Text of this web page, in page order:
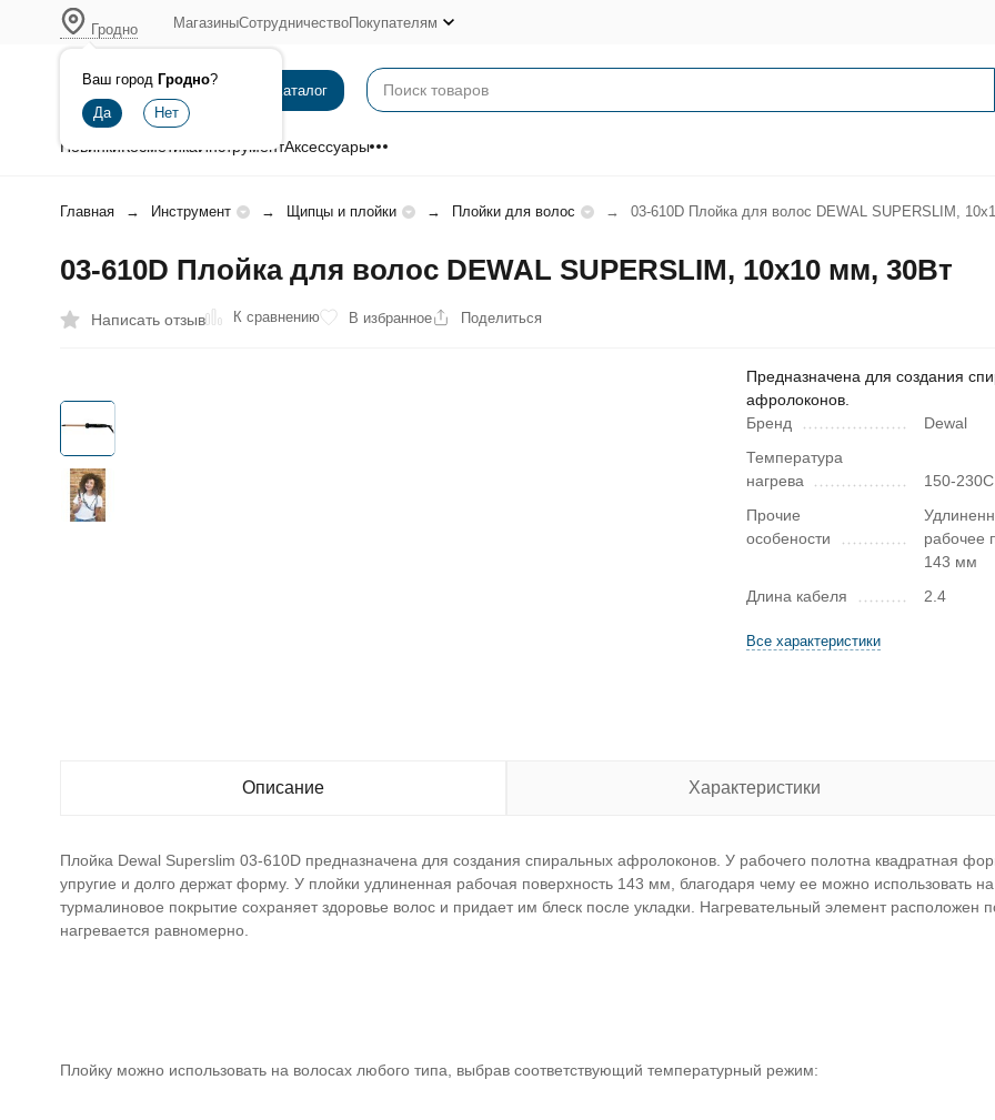
Гродно
Ваш город Гродно?
МагазиныСотрудничествоПокупателям
Каталог
НовинкиКосметикаИнструментАксессуары
Главная Инструмент Щипцы и плойки Плойки для волос 03-610D Плойка для волос DEWAL SUPERSLIM,
03-610D Плойка для волос DEWAL SUPERSLIM, 10х10 мм, 30Вт
Написать отзыв К сравнению В избранное Поделиться
Предназначена для создания
афролоконов.
Бренд
Dewal
Температура
нагрева
150-230C
Прочие
особености
рабочее
143 мм
Длина кабеля
2.4
Все характеристики
Описание Характеристики
Плойка Dewal Superslim 03-610D предназначена для создания спиральных афролоконов. У рабочего полотна квадратная
упругие и долго держат форму. У плойки удлиненная рабочая поверхность 143 мм, благодаря чему ее можно использовать
турмалиновое покрытие сохраняет здоровье волос и придает им блеск после укладки. Нагревательный элемент расположен
нагревается равномерно.
Плойку можно использовать на волосах любого типа, выбрав соответствующий температурный режим: